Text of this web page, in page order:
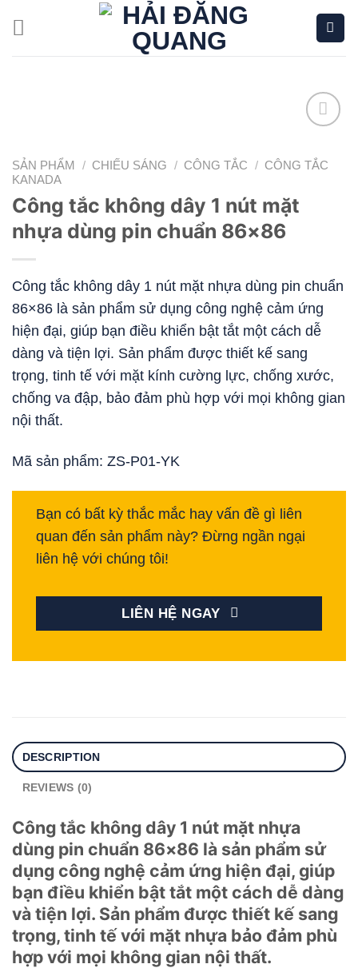
qua
wishlist
SẢN PHẨM / CHIẾU SÁNG / CÔNG TẮC / CÔNG TẮC
KANADA
Công tắc không dây 1 nút mặt
nhựa dùng pin chuẩn 86×86
Công tắc không dây 1 nút mặt nhựa dùng pin chuẩn
86×86 là sản phẩm sử dụng công nghệ cảm ứng
hiện đại, giúp bạn điều khiển bật tắt một cách dễ
dàng và tiện lợi. Sản phẩm được thiết kế sang
trọng, tinh tế với mặt kính cường lực, chống xước,
chống va đập, bảo đảm phù hợp với mọi không gian
nội thất.
Mã sản phẩm: ZS-P01-YK
Bạn có bất kỳ thắc mắc hay vấn đề gì liên
quan đến sản phẩm này? Đừng ngần ngại
liên hệ với chúng tôi!
LIÊN HỆ NGAY
DESCRIPTION
REVIEWS (0)
Công tắc không dây 1 nút mặt nhựa
dùng pin chuẩn 86×86 là sản phẩm sử
dụng công nghệ cảm ứng hiện đại, giúp
bạn điều khiển bật tắt một cách dễ dàng
và tiện lợi. Sản phẩm được thiết kế sang
trọng, tinh tế với mặt nhựa bảo đảm phù
hợp với mọi không gian nội thất.